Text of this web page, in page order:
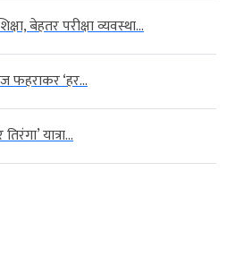
बेहतर परीक्षा व्यवस्था...
फहराकर ‘हर...
यात्रा...